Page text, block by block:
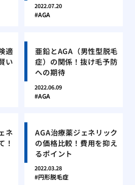
2022.07.20
AGA
適
い
亜鉛とAGA（男性型脱毛
症）の関係！抜け毛予防
への期待
2022.06.09
AGA
ネ
！
AGA治療薬ジェネリック
の価格比較！費用を抑え
るポイント
2022.03.28
円形脱毛症